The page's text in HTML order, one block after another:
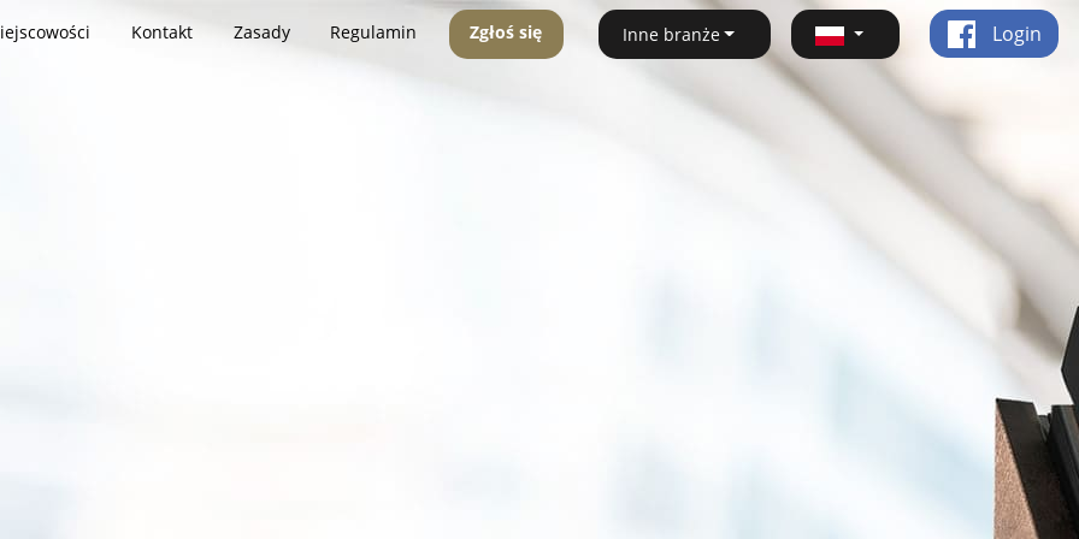
Kontakt Zasady Regulamin Zgłoś się Inne branże Login